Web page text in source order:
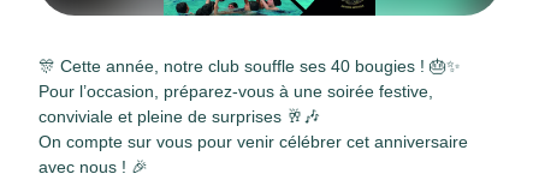
🎊 Cette année, notre club souffle ses 40 bougies ! 🎂✨
Pour l’occasion, préparez-vous à une soirée festive,
conviviale et pleine de surprises 🥂🎶
On compte sur vous pour venir célébrer cet anniversaire
avec nous ! 🎉